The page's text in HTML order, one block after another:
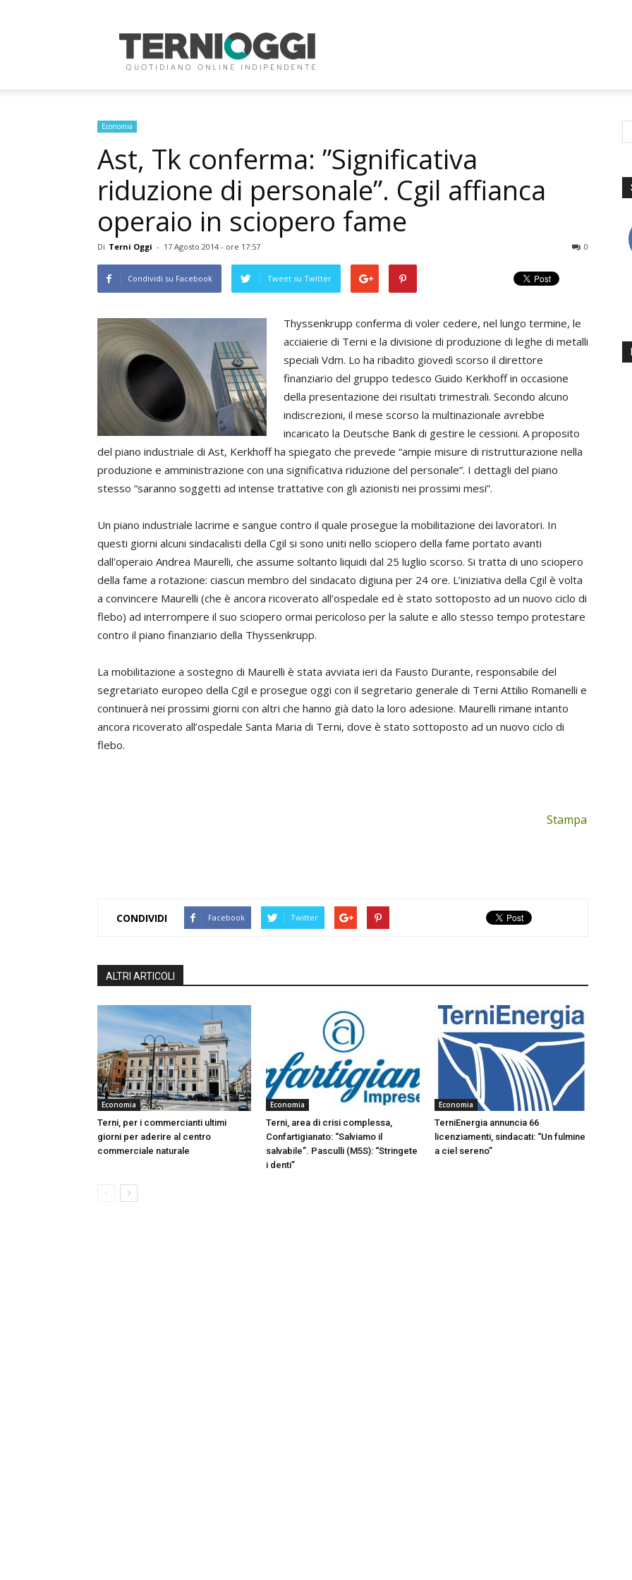
Oggi
Economia
Ast, Tk conferma: ”Significativa
riduzione di personale”. Cgil affianca
operaio in sciopero fame
Di Terni Oggi - 17 Agosto 2014 - ore 17:57 0
Condividi su Facebook Tweet su Twitter
Thyssenkrupp conferma di voler cedere, nel lungo termine, le
acciaierie di Terni e la divisione di produzione di leghe di metalli
speciali Vdm. Lo ha ribadito giovedì scorso il direttore
finanziario del gruppo tedesco Guido Kerkhoff in occasione
della presentazione dei risultati trimestrali. Secondo alcuno
indiscrezioni, il mese scorso la multinazionale avrebbe
incaricato la Deutsche Bank di gestire le cessioni. A proposito
del piano industriale di Ast, Kerkhoff ha spiegato che prevede “ampie misure di ristrutturazione nella
produzione e amministrazione con una significativa riduzione del personale”. I dettagli del piano
stesso “saranno soggetti ad intense trattative con gli azionisti nei prossimi mesi”.
Un piano industriale lacrime e sangue contro il quale prosegue la mobilitazione dei lavoratori. In
questi giorni alcuni sindacalisti della Cgil si sono uniti nello sciopero della fame portato avanti
dall’operaio Andrea Maurelli, che assume soltanto liquidi dal 25 luglio scorso. Si tratta di uno sciopero
della fame a rotazione: ciascun membro del sindacato digiuna per 24 ore. L’iniziativa della Cgil è volta
a convincere Maurelli (che è ancora ricoverato all’ospedale ed è stato sottoposto ad un nuovo ciclo di
flebo) ad interrompere il suo sciopero ormai pericoloso per la salute e allo stesso tempo protestare
contro il piano finanziario della Thyssenkrupp.
La mobilitazione a sostegno di Maurelli è stata avviata ieri da Fausto Durante, responsabile del
segretariato europeo della Cgil e prosegue oggi con il segretario generale di Terni Attilio Romanelli e
continuerà nei prossimi giorni con altri che hanno già dato la loro adesione. Maurelli rimane intanto
ancora ricoverato all’ospedale Santa Maria di Terni, dove è stato sottoposto ad un nuovo ciclo di
flebo.
Stampa
CONDIVIDI Facebook Twitter
ALTRI ARTICOLI
Economia
Terni, per i commercianti ultimi
giorni per aderire al centro
commerciale naturale
Economia
Terni, area di crisi complessa,
Confartigianato: “Salviamo il
salvabile”. Pasculli (M5S): “Stringete
i denti”
Economia
TerniEnergia annuncia 66
licenziamenti, sindacati: “Un fulmine
a ciel sereno”